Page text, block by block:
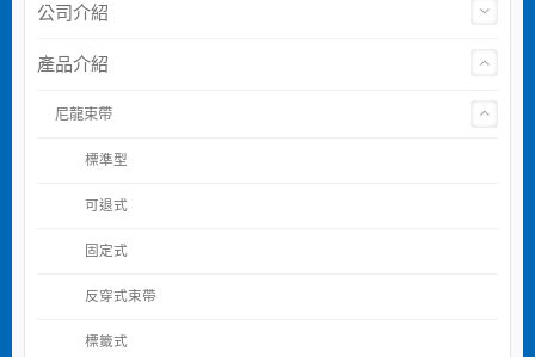
公司介紹
產品介紹
尼龍束帶
標準型
可退式
固定式
反穿式束帶
標籤式